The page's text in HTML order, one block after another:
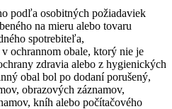
podľa osobitných požiadaviek
na mieru alebo tovaru
spotrebiteľa,
ochrannom obale, ktorý nie je
zdravia alebo z hygienických
obal bol po dodaní porušený,
obrazových záznamov,
kníh alebo počítačového